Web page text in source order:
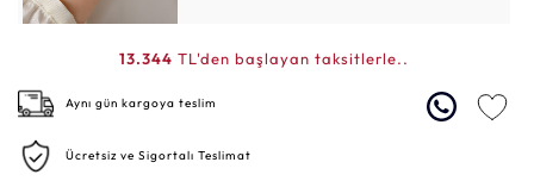
13.344 TL'den başlayan taksitlerle..
Aynı gün kargoya teslim
Ücretsiz ve Sigortalı Teslimat